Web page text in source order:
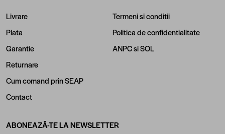
Livrare
Plata
Garantie
Returnare
Cum comand prin SEAP
Contact
Termeni si conditii
Politica de confidentialitate
ANPCsiSOL
ABONEAZĂ-TE LA NEWSLETTER